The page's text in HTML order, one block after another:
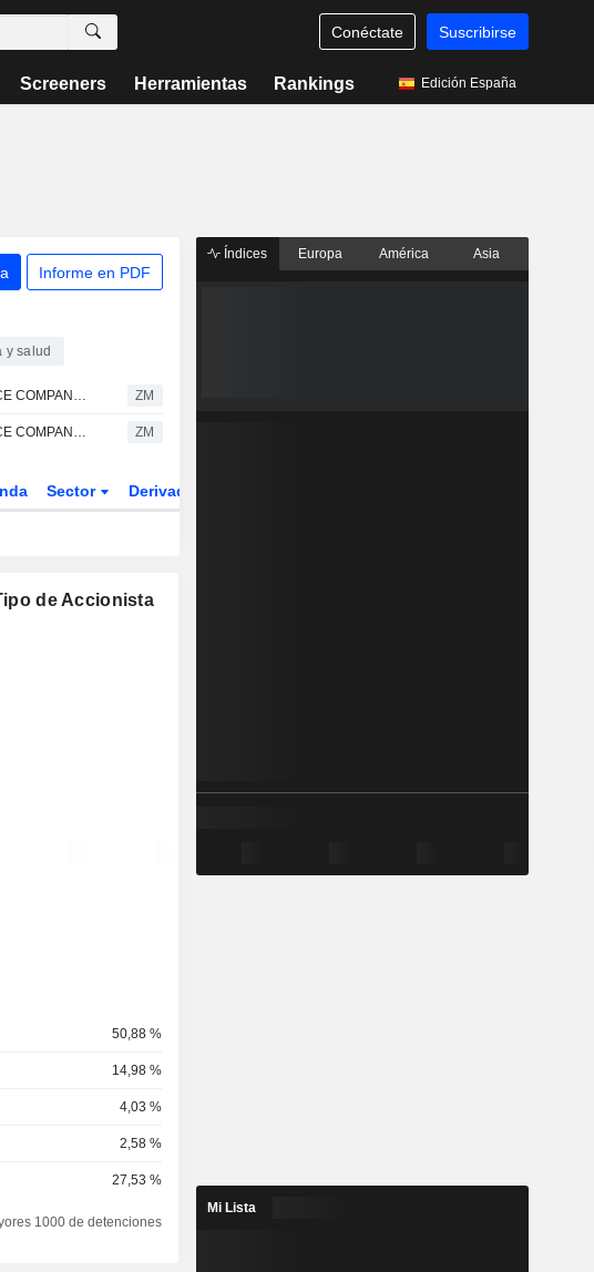
Conéctate Suscribirse
Screeners Herramientas Rankings Edición España
Informe en PDF
y salud
HDFC LIFE INSURANCE COMPANY LIMITED : Nomura Cambia su recomendación a compra ZM
HDFC LIFE INSURANCE COMPANY LIMITED : Jefferies & Co. mantiene su recomendación de compra ZM
Sector Derivados
de Accionista
50,88 %
14,98 %
4,03 %
2,58 %
27,53 %
1000 de detenciones
Índices Europa América Asia
Mi Lista